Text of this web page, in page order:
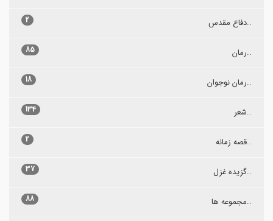
..دفاع مقدس 2
..رمان 85
..رمان نوجوان 18
..شعر 134
..قصه زمانه 2
..گزیده غزل 37
..مجموعه ها 88